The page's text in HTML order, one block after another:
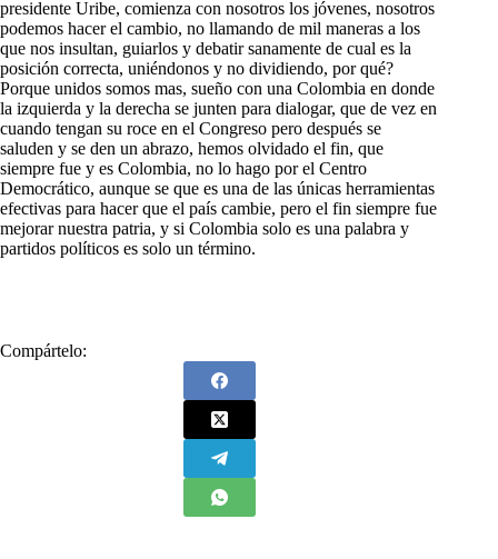
presidente Uribe, comienza con nosotros los jóvenes, nosotros
podemos hacer el cambio, no llamando de mil maneras a los
que nos insultan, guiarlos y debatir sanamente de cual es la
posición correcta, uniéndonos y no dividiendo, por qué?
Porque unidos somos mas, sueño con una Colombia en donde
la izquierda y la derecha se junten para dialogar, que de vez en
cuando tengan su roce en el Congreso pero después se
saluden y se den un abrazo, hemos olvidado el fin, que
siempre fue y es Colombia, no lo hago por el Centro
Democrático, aunque se que es una de las únicas herramientas
efectivas para hacer que el país cambie, pero el fin siempre fue
mejorar nuestra patria, y si Colombia solo es una palabra y
partidos políticos es solo un término.
Compártelo: